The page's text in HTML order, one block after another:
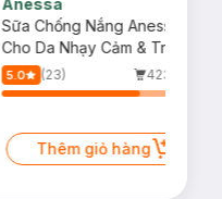
Sữa Chống Nắng Anessa
Cho Da Nhạy Cảm & Trẻ Em
60ml (Mới)
5.0 (23)
423/tháng
Thêm giỏ hàng